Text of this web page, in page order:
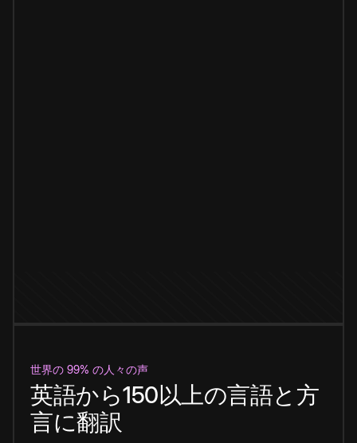
世界の 99% の人々の声
英語から150以上の言語と方
言に翻訳